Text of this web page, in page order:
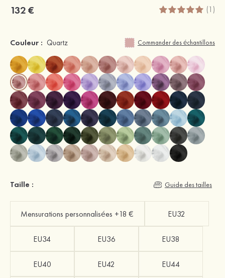
132 € (1)
Couleur : Quartz Commander des échantillons
Taille : Guide des tailles
Mensurations personnalisées +18 € EU32
EU34 EU36 EU38
EU40 EU42 EU44